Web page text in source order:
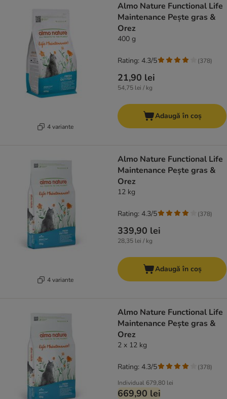
4 variante
Almo Nature Functional Life
Maintenance Pește gras &
Orez
400 g
21,90 lei
54,75 lei / kg
Rating: 4.3/5 (378)
Adaugă în coș
4 variante
Almo Nature Functional Life
Maintenance Pește gras &
Orez
12 kg
339,90 lei
28,35 lei / kg
Rating: 4.3/5 (378)
Adaugă în coș
Almo Nature Functional Life
Maintenance Pește gras &
Orez
2 x 12 kg
Individual 679,80 lei
669,90 lei
Rating: 4.3/5 (378)